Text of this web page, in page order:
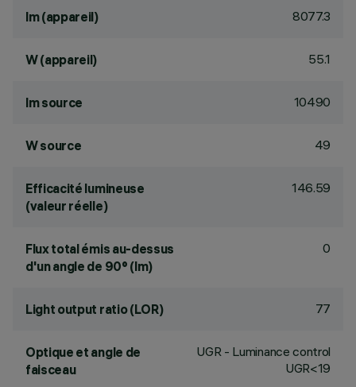
lm (appareil) 8077.3
W (appareil) 55.1
lm source 10490
W source 49
Efficacité lumineuse
(valeur réelle)
146.59
Flux total émis au-dessus
d'un angle de 90° (lm)
0
Light output ratio (LOR) 77
Optique et angle de
faisceau
UGR - Luminance control
UGR<19